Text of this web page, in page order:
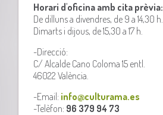
Horari d'oficina amb cita prèvia:
De dilluns a divendres, de 9 a 14,30 h.
Dimarts i dijous, de 15,30 a 17 h.
-Direcció:
C/ Alcalde Cano Coloma 15 entl.
46022 València.
-Email: info@culturama.es
-Telèfon: 96 379 94 73